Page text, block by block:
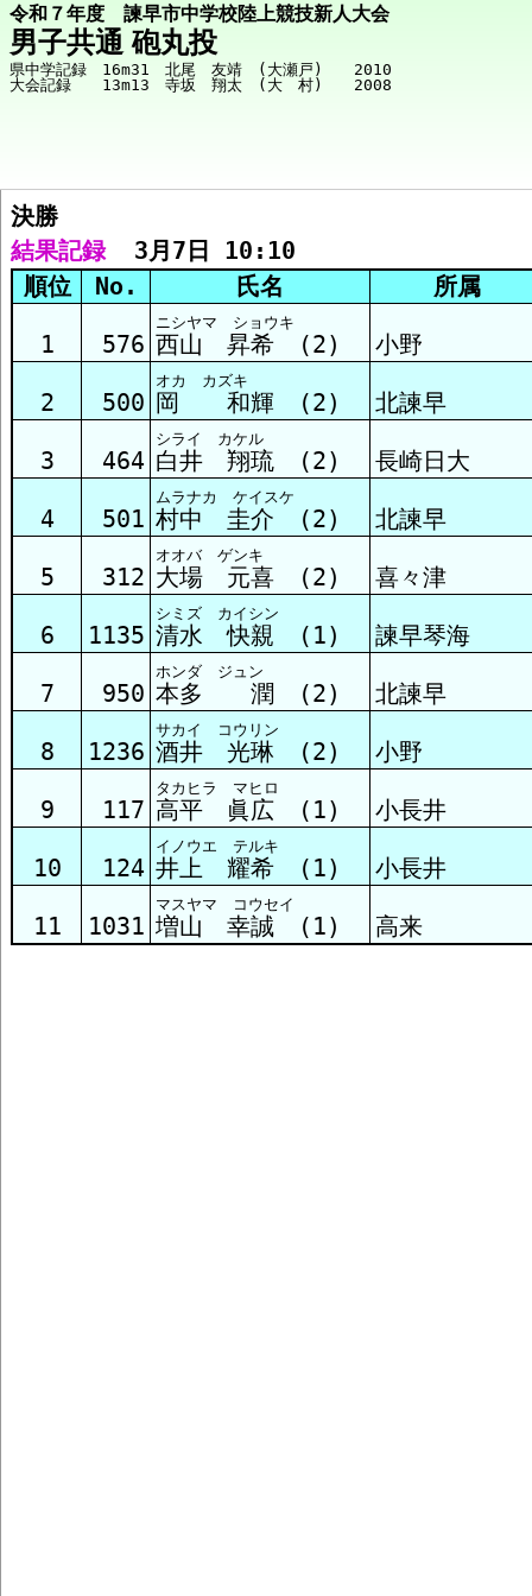
令和７年度 諫早市中学校陸上競技新人大会
男子共通 砲丸投
県中学記録　16m31　北尾　友靖　(大瀬戸)　　2010
競技メニューへ
決勝 結果
決勝
結果記録
  3月7日 10:10
順位
No. 氏名 所属
1 576
ニシヤマ ショウキ
西山 昇希 (2) 小野
2 500
オカ カズキ
岡 和輝 (2) 北諫早
3 464
シライ カケル
白井 翔琉 (2) 長崎日大
4 501
ムラナカ ケイスケ
村中 圭介 (2) 北諫早
5 312
オオバ ゲンキ
大場 元喜 (2) 喜々津
6 1135
シミズ カイシン
清水 快親 (1) 諫早琴海
7 950
ホンダ ジュン
本多 潤 (2) 北諫早
8 1236
サカイ コウリン
酒井 光琳 (2) 小野
9 117
タカヒラ マヒロ
高平 眞広 (1) 小長井
10 124
イノウエ テルキ
井上 耀希 (1) 小長井
11 1031
マスヤマ コウセイ
増山 幸誠 (1) 高来